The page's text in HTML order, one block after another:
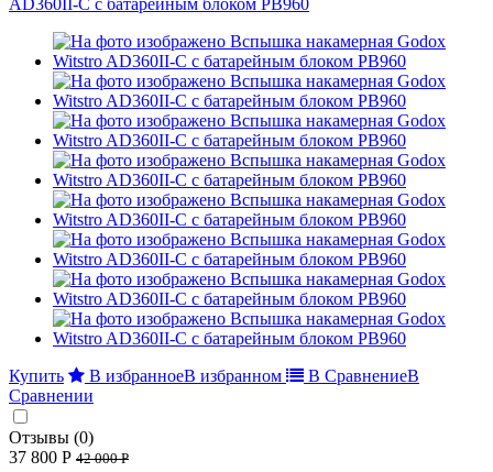
Купить В избранноеВ избранном В СравнениеВ
Сравнении
Отзывы (0)
37 800 Р 42 000 Р